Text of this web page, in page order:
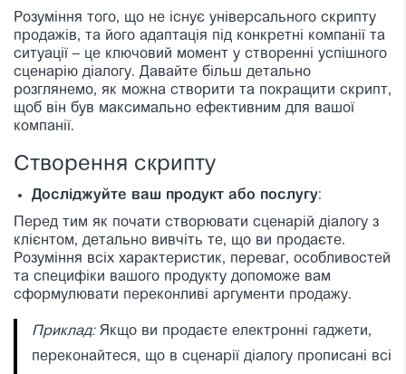
Розуміння того, що не існує універсального скрипту
продажів, та його адаптація під конкретні компанії та
ситуації – це ключовий момент у створенні успішного
сценарію діалогу. Давайте більш детально
розглянемо, як можна створити та покращити скрипт,
щоб він був максимально ефективним для вашої
компанії.
Створення скрипту
Досліджуйте ваш продукт або послугу:
Перед тим як почати створювати сценарій діалогу з
клієнтом, детально вивчіть те, що ви продаєте.
Розуміння всіх характеристик, переваг, особливостей
та специфіки вашого продукту допоможе вам
сформулювати переконливі аргументи продажу.
Приклад:Якщо ви продаєте електронні гаджети,
переконайтеся, що в сценарії діалогу прописані всі